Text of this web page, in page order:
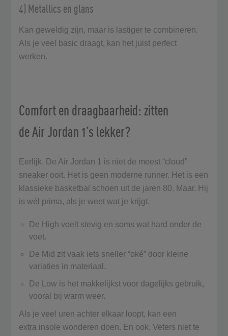
4) Metallics en glans
Kan geweldig zijn, maar is lastiger te combineren.
Als je veel basic draagt, kan het juist perfect
werken.
Comfort en draagbaarheid: zitten
de Air Jordan 1’s lekker?
Eerlijk. De Air Jordan 1 is niet de meest “cloud”
sneaker ooit. Het is geen moderne runner. Het is een
klassieke basketbal schoen uit de jaren 80. Maar. Hij
is wél prima, als je weet wat je krijgt.
De High voelt stevig en soms wat hard onder de
voet.
De Mid zit vaak iets sneller “oké” door kleine
variaties in materiaal.
De Low is het makkelijkst voor dagelijks gebruik,
vooral bij warm weer.
Als je veel uren achter elkaar loopt, kan een
extra insole wonderen doen. En ook. Veters niet te